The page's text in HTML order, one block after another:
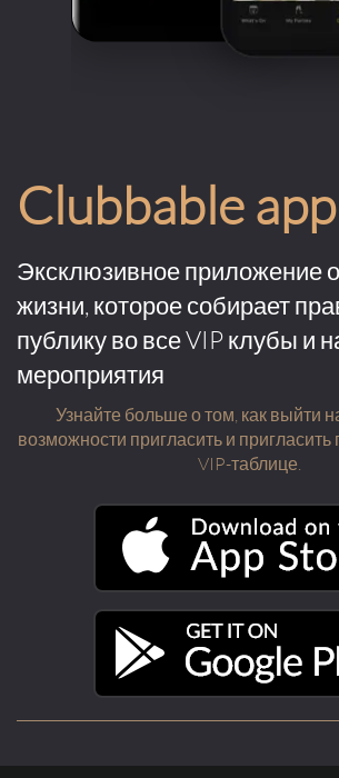
Clubbable app
Эксклюзивное приложение
жизни, которое собирает
публику во все VIP клубы и
мероприятия
Узнайте больше о том, как выйти
возможности пригласить и пригласить
VIP-таблице.